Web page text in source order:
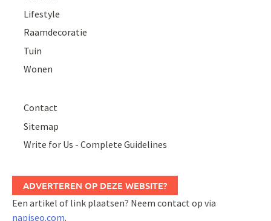
Lifestyle
Raamdecoratie
Tuin
Wonen
Contact
Sitemap
Write for Us - Complete Guidelines
ADVERTEREN OP DEZE WEBSITE?
Een artikel of link plaatsen? Neem contact op via
napiseo.com.